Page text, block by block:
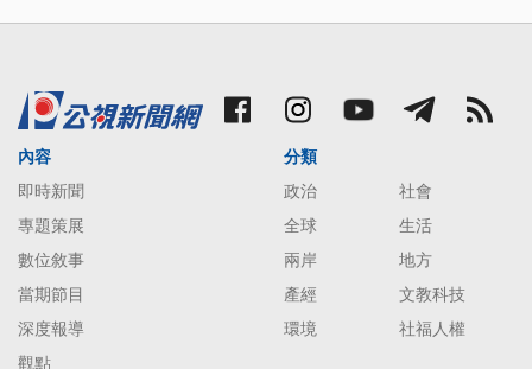
內容
即時新聞
專題策展
數位敘事
當期節目
深度報導
觀點
分類
政治
社會
全球
生活
兩岸
地方
產經
文教科技
環境
社福人權